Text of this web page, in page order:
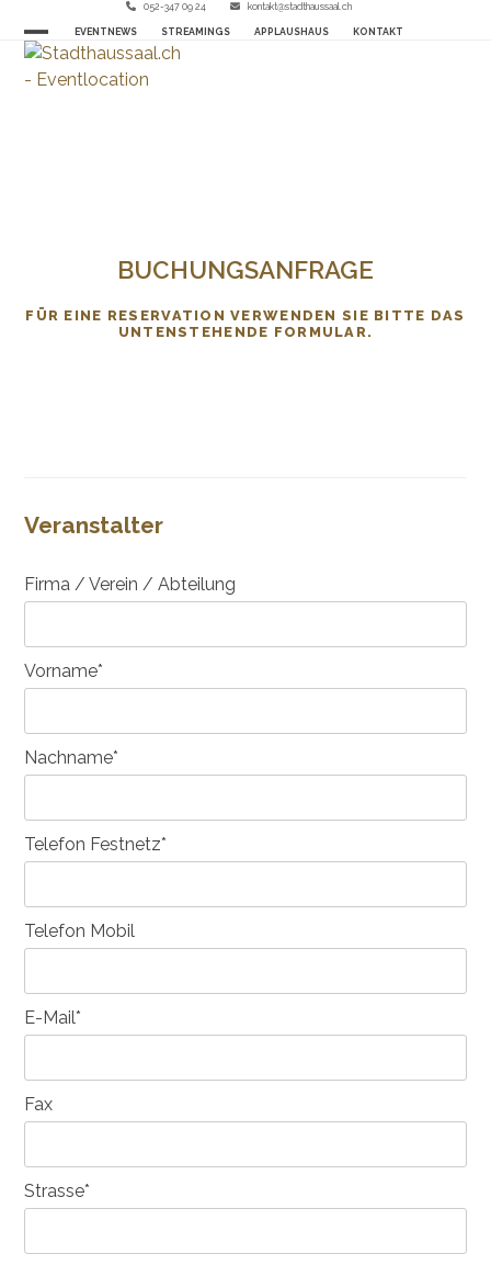
content
052-347 09 24 kontakt@stadthaussaal.ch
EVENTNEWS STREAMINGS APPLAUSHAUS KONTAKT
Open
mobile
Close
mobile
BUCHUNGSANFRAGE
FÜR EINE RESERVATION VERWENDEN SIE BITTE DAS
UNTENSTEHENDE FORMULAR.
Veranstalter
Firma / Verein / Abteilung
Vorname*
Nachname*
Telefon Festnetz*
Telefon Mobil
E-Mail*
Fax
Strasse*